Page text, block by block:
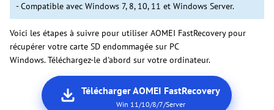
- Compatible avec Windows 7, 8, 10, 11 et Windows Server.
Voici les étapes à suivre pour utiliser AOMEI FastRecovery pour
récupérer votre carte SD endommagée sur PC
Windows. Téléchargez-le d'abord sur votre ordinateur.
Télécharger AOMEI FastRecovery
Win 11/10/8/7/Server